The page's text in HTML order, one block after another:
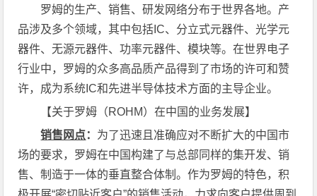
罗姆的生产、销售、研发网络分布于世界各地。产
品涉及多个领域，其中包括IC、分立式元器件、光学元
器件、无源元器件、功率元器件、模块等。在世界电子
行业中，罗姆的众多高品质产品得到了市场的许可和赞
许，成为系统IC和先进半导体技术方面的主导企业。
【关于罗姆（ROHM）在中国的业务发展】
销售网点： 为了迅速且准确应对不断扩大的中国市
场的要求，罗姆在中国构建了与总部同样的集开发、销
售、制造于一体的垂直整合体制。作为罗姆的特色，积